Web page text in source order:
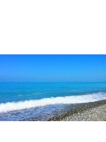
Перейти
содержимому
2026
гостевой
Гавана,
комнаты
рядом
с
морем.